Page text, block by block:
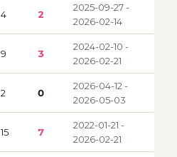
4 2
2025-09-27 -
2026-02-14
9 3
2024-02-10 -
2026-02-21
2 0
2026-04-12 -
2026-05-03
15 7
2022-01-21 -
2026-02-21